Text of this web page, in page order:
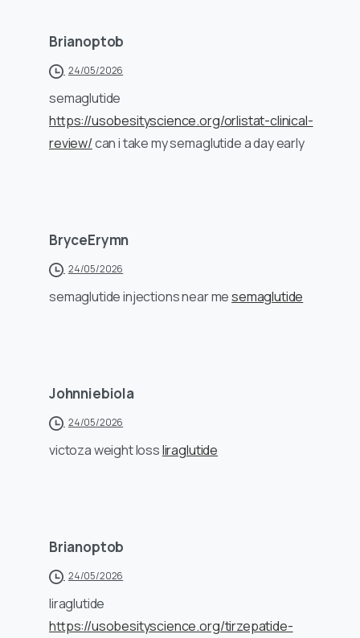
Brianoptob
24/05/2026
semaglutide
https://usobesityscience.org/orlistat-clinical-
review/can i take my semaglutide a day early
BryceErymn
24/05/2026
semaglutide injections near mesemaglutide
Johnniebiola
24/05/2026
victoza weight lossliraglutide
Brianoptob
24/05/2026
liraglutide
https://usobesityscience.org/tirzepatide-